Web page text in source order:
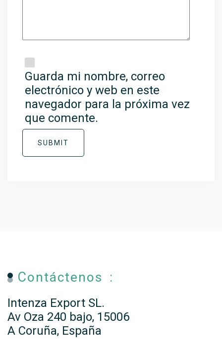
Guarda mi nombre, correo
electrónico y web en este
navegador para la próxima vez
que comente.
SUBMIT
Contáctenos :
Intenza Export SL.
Av Oza 240 bajo, 15006
A Coruña, España